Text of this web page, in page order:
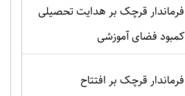
فرماندار قرچک بر هدایت تحصیلی
فضای آموزشی
قرچک بر افتتاح